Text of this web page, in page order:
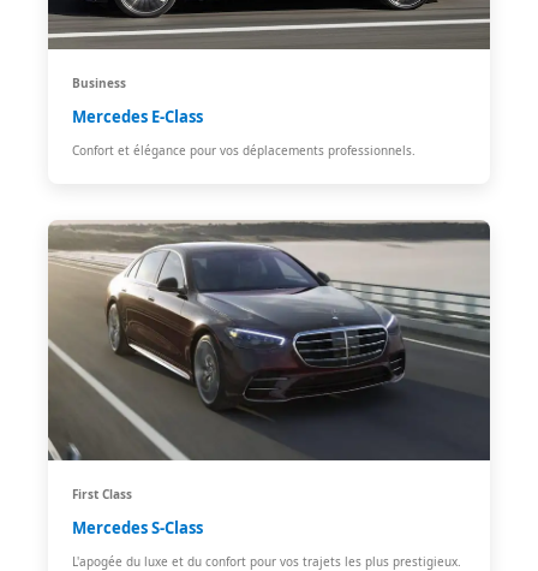
Business
Mercedes E-Class
Confort et élégance pour vos déplacements professionnels.
First Class
Mercedes S-Class
L'apogée du luxe et du confort pour vos trajets les plus prestigieux.